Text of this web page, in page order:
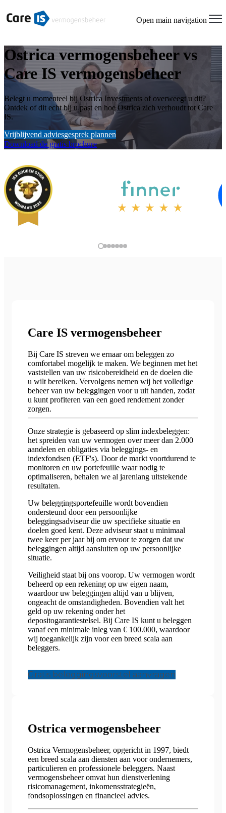
Open main navigation
Ostrica vermogensbeheer vs
Care IS vermogensbeheer
Belegt u momenteel bij Ostrica Investments of overweegt u dit?
Ontdek of dit echt bij u past en hoe Ostrica zich verhoudt tot Care
IS.
Vrijblijvend adviesgesprek plannen
Download de gratis brochure
Care IS vermogensbeheer
Bij Care IS streven we ernaar om beleggen zo
comfortabel mogelijk te maken. We beginnen met het
vaststellen van uw risicobereidheid en de doelen die
u wilt bereiken. Vervolgens nemen wij het volledige
beheer van uw beleggingen voor u uit handen, zodat
u kunt profiteren van een goed rendement zonder
zorgen.
Onze strategie is gebaseerd op slim indexbeleggen:
het spreiden van uw vermogen over meer dan 2.000
aandelen en obligaties via beleggings- en
indexfondsen (ETF's). Door de markt voortdurend te
monitoren en uw portefeuille waar nodig te
optimaliseren, behalen we al jarenlang uitstekende
resultaten.
Uw beleggingsportefeuille wordt bovendien
ondersteund door een persoonlijke
beleggingsadviseur die uw specifieke situatie en
doelen goed kent. Deze adviseur staat u minimaal
twee keer per jaar bij om ervoor te zorgen dat uw
beleggingen altijd aansluiten op uw persoonlijke
situatie.
Veiligheid staat bij ons voorop. Uw vermogen wordt
beheerd op een rekening op uw eigen naam,
waardoor uw beleggingen altijd van u blijven,
ongeacht de omstandigheden. Bovendien valt het
geld op uw rekening onder het
depositogarantiestelsel. Bij Care IS kunt u beleggen
vanaf een minimale inleg van € 100.000, waardoor
wij toegankelijk zijn voor een breed scala aan
beleggers.
Gratis beleggingsvoorstel aanvragen
Ostrica vermogensbeheer
Ostrica Vermogensbeheer, opgericht in 1997, biedt
een breed scala aan diensten aan voor ondernemers,
particulieren en professionele beleggers. Naast
vermogensbeheer omvat hun dienstverlening
risicomanagement, inkomensstrategieën,
fondsoplossingen en financieel advies.